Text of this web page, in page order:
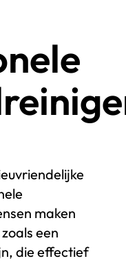
maken
een
die effectief